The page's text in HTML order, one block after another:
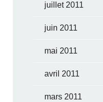
juillet 2011
juin 2011
mai 2011
avril 2011
mars 2011